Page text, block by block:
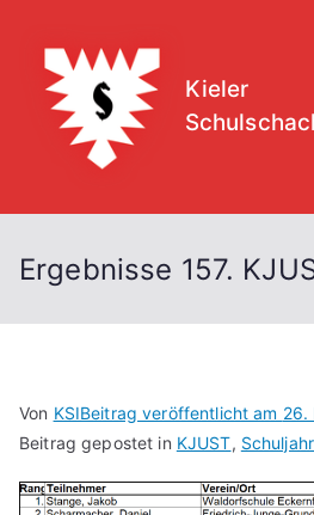
springen
Kieler
Ergebnisse 157.
Von KSIBeitrag veröffentlicht am 26.
Beitrag gepostet in KJUST,